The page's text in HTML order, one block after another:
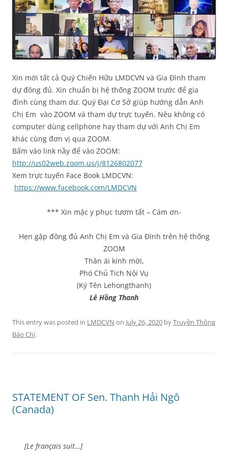
Xin mời tất cả Quý Chiến Hữu LMDCVN và Gia Đình tham
dự đông đủ. Xin chuẩn bị hệ thống ZOOM trước để gia
đình cùng tham dư. Quý Đại Cơ Sở giúp hướng dẫn Anh
Chị Em vào ZOOM và tham dự trực tuyến. Nêu không có
computer dùng cellphone hay tham dự với Anh Chị Em
khác cùng đơn vị qua ZOOM.
Bấm vào link nầy để vào ZOOM:
http://us02web.zoom.us/j/8126802077
Xem trực tuyến Face Book LMDCVN:
https://www.facebook.com/LMDCVN
*** Xin mặc y phục tươm tất – Cám ơn-
Hẹn gặp đông đủ Anh Chị Em và Gia Đình trên hệ thống
ZOOM
Thân ái kính mời,
Phó Chủ Tich Nội Vụ
(Ký Tên Lehongthanh)
Lê Hồng Thanh
This entry was posted in LMDCVN on July 26, 2020 byTruyền Thông
Báo Chí.
STATEMENT OF Sen. Thanh Hải Ngô
(Canada)
[Le français suit…]